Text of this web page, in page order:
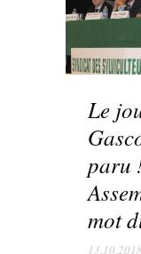
Le
paru
mot
13.10.2018